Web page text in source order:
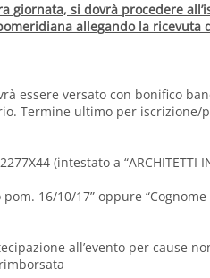
giornata, si dovrà procedere
allegando la ricevuta
essere versato con bonifico
Termine ultimo per iscrizione/
(intestato a “ARCHITETTI
16/10/17” oppure
all’evento per cause